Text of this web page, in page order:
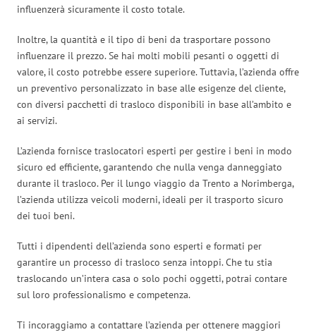
influenzerà sicuramente il costo totale.
Inoltre, la quantità e il tipo di beni da trasportare possono
influenzare il prezzo. Se hai molti mobili pesanti o oggetti di
valore, il costo potrebbe essere superiore. Tuttavia, l’azienda offre
un preventivo personalizzato in base alle esigenze del cliente,
con diversi pacchetti di trasloco disponibili in base all’ambito e
ai servizi.
L’azienda fornisce traslocatori esperti per gestire i beni in modo
sicuro ed efficiente, garantendo che nulla venga danneggiato
durante il trasloco. Per il lungo viaggio da Trento a Norimberga,
l’azienda utilizza veicoli moderni, ideali per il trasporto sicuro
dei tuoi beni.
Tutti i dipendenti dell’azienda sono esperti e formati per
garantire un processo di trasloco senza intoppi. Che tu stia
traslocando un’intera casa o solo pochi oggetti, potrai contare
sul loro professionalismo e competenza.
Ti incoraggiamo a contattare l’azienda per ottenere maggiori